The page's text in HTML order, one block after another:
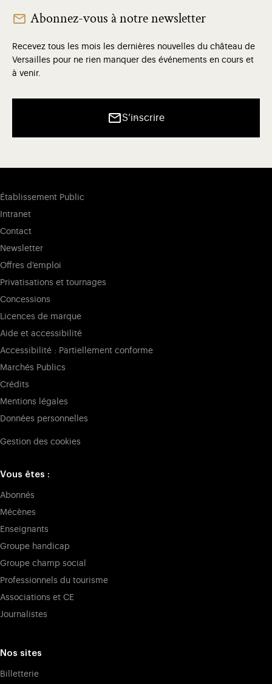
Abonnez-vous à notre newsletter
Recevez tous les mois les dernières nouvelles du château de
Versailles pour ne rien manquer des événements en cours et
à venir.
S’inscrire
Établissement Public
Intranet
Contact
Newsletter
Offres d'emploi
Privatisations et tournages
Concessions
Licences de marque
Aide et accessibilité
Accessibilité : Partiellement conforme
Marchés Publics
Crédits
Mentions légales
Données personnelles
Gestion des cookies
Vous êtes :
Abonnés
Mécènes
Enseignants
Groupe handicap
Groupe champ social
Professionnels du tourisme
Associations et CE
Journalistes
Nos sites
Billetterie